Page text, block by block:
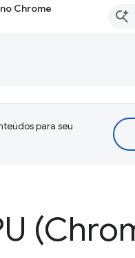
Chrome
para seu